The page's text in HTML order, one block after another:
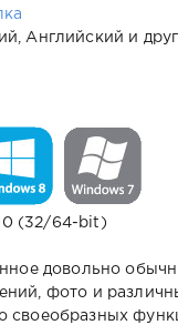
Английский и
(32/64-bit)
довольно
фото и
своеобразных